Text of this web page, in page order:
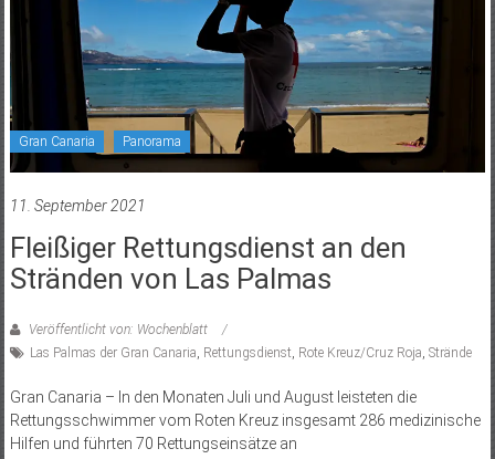
Gran Canaria Panorama
11. September 2021
Fleißiger Rettungsdienst an den
Stränden von Las Palmas
Veröffentlicht von: Wochenblatt
Las Palmas der Gran Canaria Rettungsdienst Rote Kreuz/Cruz Roja Strände
Gran Canaria – In den Monaten Juli und August leisteten die
Rettungsschwimmer vom Roten Kreuz insgesamt 286 medizinische
Hilfen und führten 70 Rettungseinsätze an